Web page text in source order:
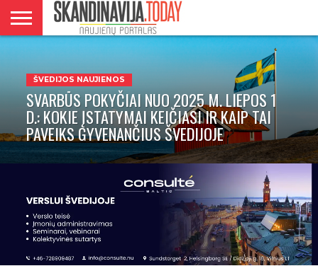
ŠVEDIJOS NAUJIENOS
SVARBŪS POKYČIAI NUO 2025 M. LIEPOS 1
D.: KOKIE ĮSTATYMAI KEIČIASI IR KAIP TAI
PAVEIKS GYVENANČIUS ŠVEDIJOJE